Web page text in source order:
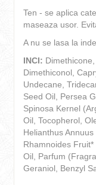
Ten - se aplica
maseaza usor.
A nu se lasa la
INCI:
Dimethiconol,
Undecane,
Seed Oil, Persea
Spinosa Kernel
Oil, Tocopherol,
Helianthus
Rhamnoides
Oil, Parfum
Geraniol, Benzyl